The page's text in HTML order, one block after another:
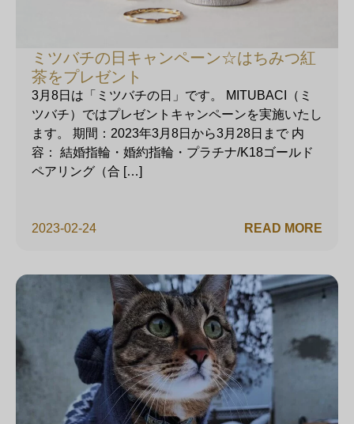
ミツバチの日キャンペーン☆はちみつ紅
茶をプレゼント
2023-02-24
3月8日は「ミツバチの日」です。 MITUBACI（ミ
ツバチ）ではプレゼントキャンペーンを実施いたし
ます。 期間：2023年3月8日から3月28日まで 内
容： 結婚指輪・婚約指輪・プラチナ/K18ゴールド
ペアリング（合 […]
READ MORE